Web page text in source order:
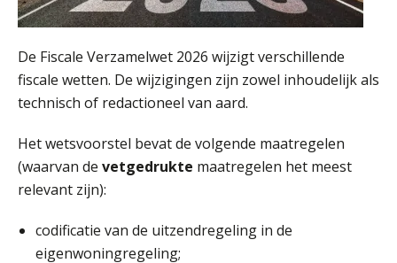
De Fiscale Verzamelwet 2026 wijzigt verschillende
fiscale wetten. De wijzigingen zijn zowel inhoudelijk als
technisch of redactioneel van aard.
Het wetsvoorstel bevat de volgende maatregelen
(waarvan de vetgedrukte maatregelen het meest
relevant zijn):
codificatie van de uitzendregeling in de
eigenwoningregeling;
AUG
MOCuitgevers
28
Opfriscursus VPS (NIRPA PE)
31
01